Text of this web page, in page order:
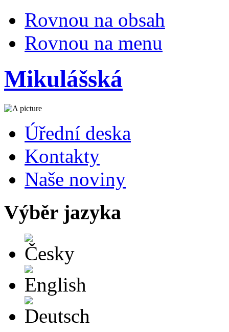
Rovnou na obsah
Rovnou na menu
Mikulášská
Úřední deska
Kontakty
Naše noviny
Výběr jazyka